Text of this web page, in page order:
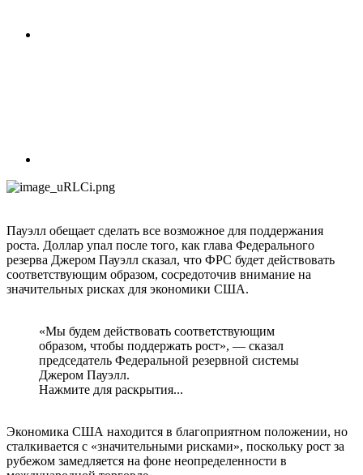
Пауэлл обещает сделать все возможное для поддержания
роста. Доллар упал после того, как глава Федерального
резерва Джером Пауэлл сказал, что ФРС будет действовать
соответствующим образом, сосредоточив внимание на
значительных рисках для экономики США.
«Мы будем действовать соответствующим
образом, чтобы поддержать рост», — сказал
председатель Федеральной резервной системы
Джером Пауэлл.
Нажмите для раскрытия...
Экономика США находится в благоприятном положении, но
сталкивается с «значительными рисками», поскольку рост за
рубежом замедляется на фоне неопределенности в